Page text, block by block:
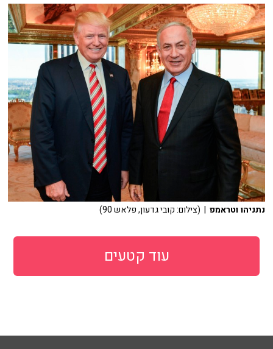
נתניהו וטראמפ | (צילום: קובי גדעון, פלאש 90)
עוד קטעים